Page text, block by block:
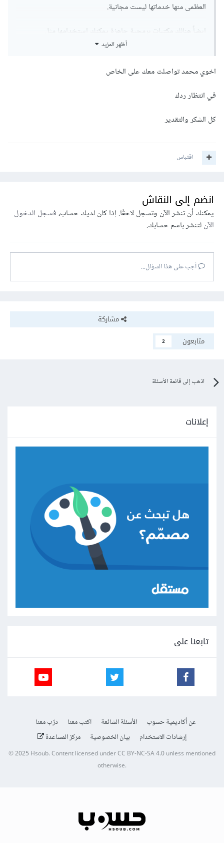
العظمى منها خدماتها ليست مجانية.
ايضاً هنالك مكتبات برمجية جاهزة يمكنك استخدامها مثل
مكتبة ZXing (مفتوح المصدر) وهي مكتبه تعمل على كثير من
ليس آمن لمثل هذه الإستخدامات, ولا أنصح به. ولكن لو كنت تريد
إستخدامه يجب عليك ان لاتحفظ البيانات بدون تشفير, اي قم
أظهر المزيد
اخوي محمد تواصلت معك على الخاص
في انتظار ردك
كل الشكر والتقدير
اقتباس
انضم إلى النقاش
يمكنك أن تنشر الآن وتسجل لاحقًا. إذا كان لديك حساب،فسجل الدخول
الآنلتنشر باسم حسابك.
أجب على هذا السؤال...
مشاركة
متابعون
2
اذهب إلى قائمة الأسئلة
إعلانات
تابعنا على
عن أكاديمية حسوب الأسئلة الشائعة اكتب معنا
درّب معنا
إرشادات الاستخدام
بيان الخصوصية مركز المساعدة
© 2025Hsoub.Content licensed underCC BY-NC-SA 4.0unless mentioned
otherwise.